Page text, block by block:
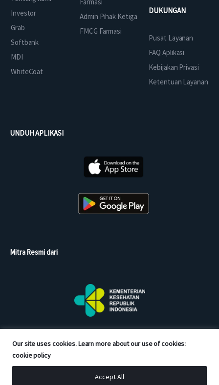
Our site uses cookies. Learn more about our use of cookies:
cookie policy
Accept All
Investor
Grab
Softbank
MDI
WhiteCoat
Admin Pihak Ketiga
FMCG Farmasi
DUKUNGAN
Pusat Layanan
FAQ Aplikasi
Kebijakan Privasi
Ketentuan Layanan
UNDUH APLIKASI
Mitra Resmi dari
Copyright © 2026 Good Doctor. All rights reserved.